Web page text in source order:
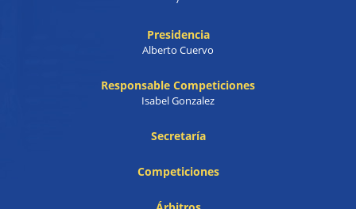
Presidencia
Alberto Cuervo
Responsable Competiciones
Isabel Gonzalez
Secretaría
Competiciones